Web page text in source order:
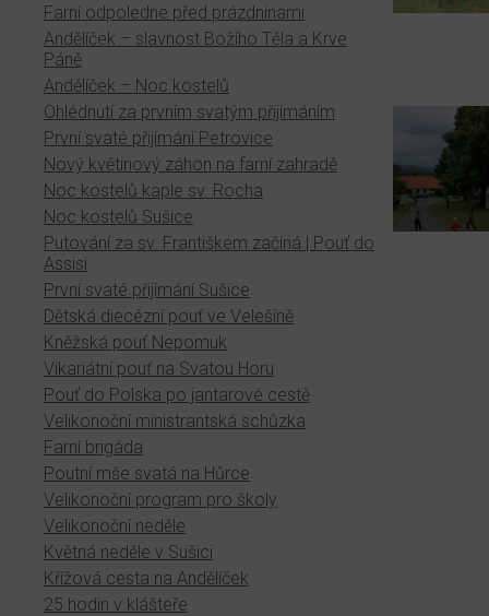
Farní odpoledne před prázdninami
Andělíček – slavnost Božího Těla a Krve
Páně
Andělíček – Noc kostelů
Ohlédnutí za prvním svatým přijímáním
První svaté přijímání Petrovice
Nový květinový záhon na farní zahradě
Noc kostelů kaple sv. Rocha
Noc kostelů Sušice
Putování za sv. Františkem začíná | Pouť do
Assisi
První svaté přijímání Sušice
Dětská diecézní pouť ve Velešíně
Kněžská pouť Nepomuk
Vikariátní pouť na Svatou Horu
Pouť do Polska po jantarové cestě
Velikonoční ministrantská schůzka
Farní brigáda
Poutní mše svatá na Hůrce
Velikonoční program pro školy
Velikonoční neděle
Květná neděle v Sušici
Křížová cesta na Andělíček
25 hodin v klášteře